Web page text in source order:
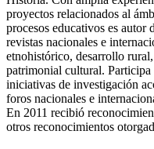
proyectos relacionados al
procesos educativos es autor
revistas nacionales e
etnohistórico, desarrollo
patrimonial cultural. Participa
iniciativas de investigación
foros nacionales e
En 2011 recibió
otros reconocimientos